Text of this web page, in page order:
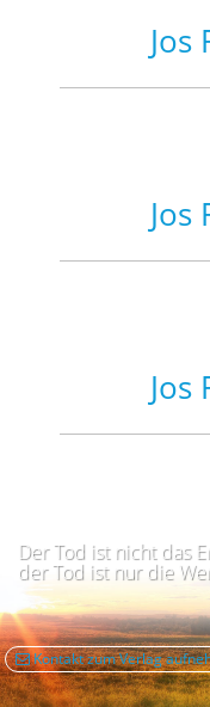
Jos
Jos
Jos
Der Tod ist nicht das
der Tod ist nur die
Kontakt zum Verlag